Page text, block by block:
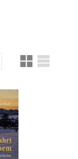
Ansicht
als
In
aufsteigender